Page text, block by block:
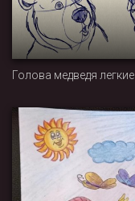
Голова медведя легкие